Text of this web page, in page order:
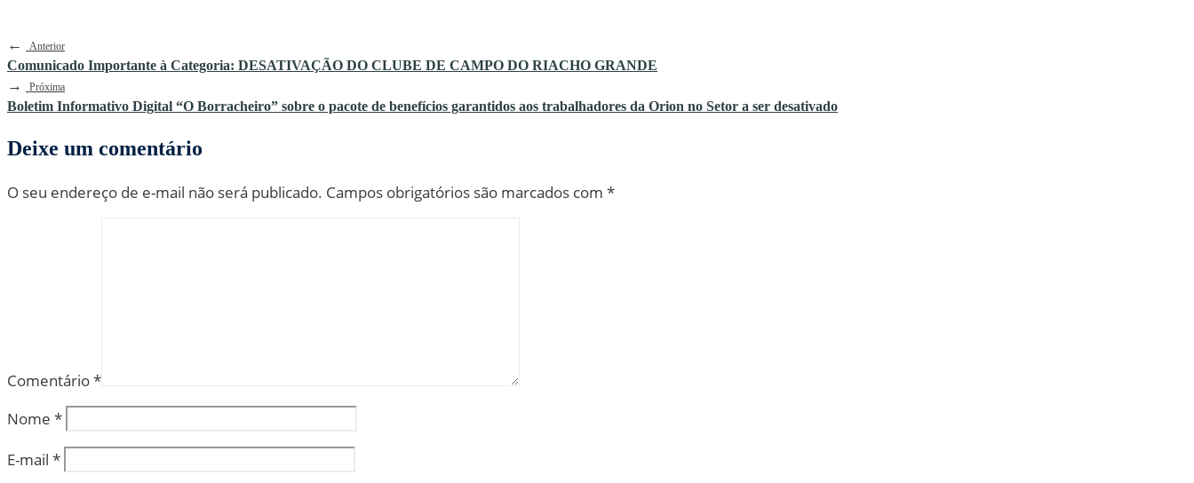
← Anterior
Comunicado Importante à Categoria: DESATIVAÇÃO DO CLUBE DE CAMPO DO RIACHO GRANDE
→ Próxima
Boletim Informativo Digital “O Borracheiro” sobre o pacote de benefícios garantidos aos trabalhadores da Orion no Setor a ser desativado
Deixe um comentário
O seu endereço de e-mail não será publicado. Campos obrigatórios são marcados com *
Comentário*
Nome *
E-mail *